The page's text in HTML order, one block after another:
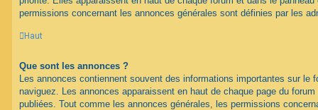
permissions concernant les annonces générales sont définies par les
Haut
Que sont les annonces ?
Les annonces contiennent souvent des informations importantes sur le
naviguez. Les annonces apparaissent en haut de chaque page du
publiées. Tout comme les annonces générales, les permissions